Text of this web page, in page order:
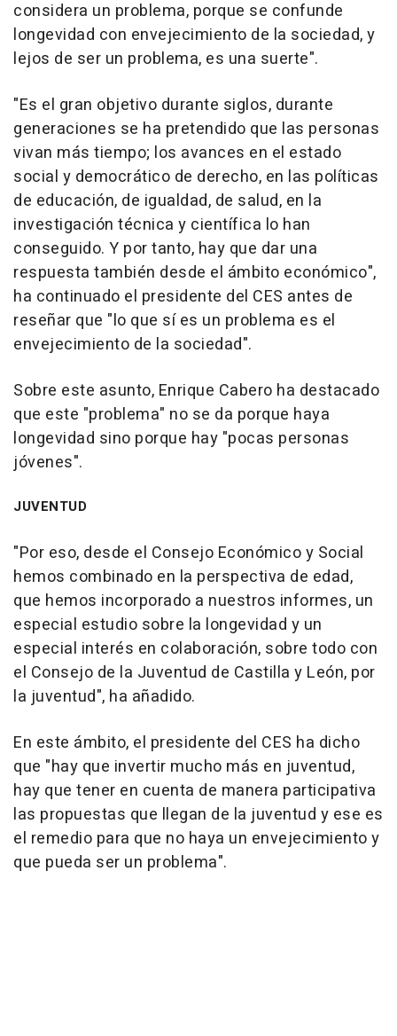
considera un problema, porque se confunde
longevidad con envejecimiento de la sociedad, y
lejos de ser un problema, es una suerte".
"Es el gran objetivo durante siglos, durante
generaciones se ha pretendido que las personas
vivan más tiempo; los avances en el estado
social y democrático de derecho, en las políticas
de educación, de igualdad, de salud, en la
investigación técnica y científica lo han
conseguido. Y por tanto, hay que dar una
respuesta también desde el ámbito económico",
ha continuado el presidente del CES antes de
reseñar que "lo que sí es un problema es el
envejecimiento de la sociedad".
Sobre este asunto, Enrique Cabero ha destacado
que este "problema" no se da porque haya
longevidad sino porque hay "pocas personas
jóvenes".
JUVENTUD
"Por eso, desde el Consejo Económico y Social
hemos combinado en la perspectiva de edad,
que hemos incorporado a nuestros informes, un
especial estudio sobre la longevidad y un
especial interés en colaboración, sobre todo con
el Consejo de la Juventud de Castilla y León, por
la juventud", ha añadido.
En este ámbito, el presidente del CES ha dicho
que "hay que invertir mucho más en juventud,
hay que tener en cuenta de manera participativa
las propuestas que llegan de la juventud y ese es
el remedio para que no haya un envejecimiento y
que pueda ser un problema".